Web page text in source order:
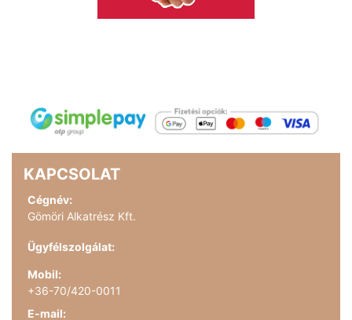
KAPCSOLAT
Cégnév:
Gömöri Alkatrész Kft.
Ügyfélszolgálat:
Mobil:
+36-70/420-0011
E-mail: